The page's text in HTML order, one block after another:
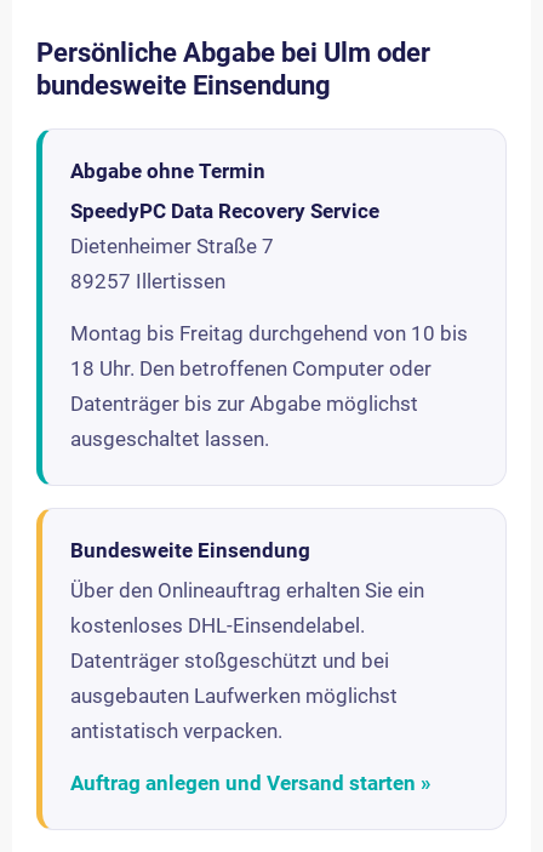
Persönliche Abgabe bei Ulm oder
bundesweite Einsendung
Abgabe ohne Termin
SpeedyPC Data Recovery Service
Dietenheimer Straße 7
89257 Illertissen
Montag bis Freitag durchgehend von 10 bis
18 Uhr. Den betroffenen Computer oder
Datenträger bis zur Abgabe möglichst
ausgeschaltet lassen.
Bundesweite Einsendung
Über den Onlineauftrag erhalten Sie ein
kostenloses DHL-Einsendelabel.
Datenträger stoßgeschützt und bei
ausgebauten Laufwerken möglichst
antistatisch verpacken.
Auftrag anlegen und Versand starten »